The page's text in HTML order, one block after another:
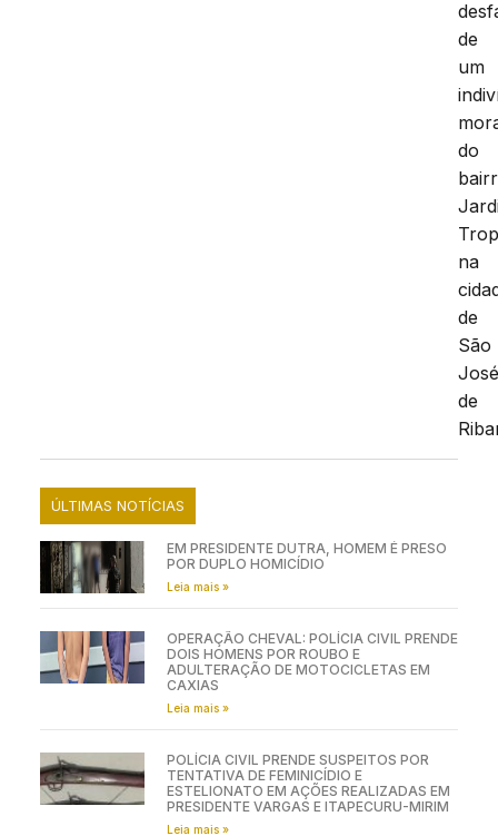
de
um
do
na
de
São
de
ÚLTIMAS NOTÍCIAS
EM PRESIDENTE DUTRA, HOMEM É PRESO
POR DUPLO HOMICÍDIO
Leia mais »
OPERAÇÃO CHEVAL: POLÍCIA CIVIL PRENDE
DOIS HOMENS POR ROUBO E
ADULTERAÇÃO DE MOTOCICLETAS EM
CAXIAS
Leia mais »
POLÍCIA CIVIL PRENDE SUSPEITOS POR
TENTATIVA DE FEMINICÍDIO E
ESTELIONATO EM AÇÕES REALIZADAS EM
PRESIDENTE VARGAS E ITAPECURU-MIRIM
Leia mais »